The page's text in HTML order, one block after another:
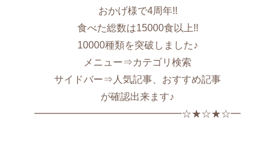
おかげ様で4周年!!
食べた総数は15000食以上!!
10000種類を突破しました♪
メニュー⇒カテゴリ検索
サイドバー⇒人気記事、おすすめ記事
が確認出来ます♪
━━━━━━━━━━━━━━━☆★☆★☆━